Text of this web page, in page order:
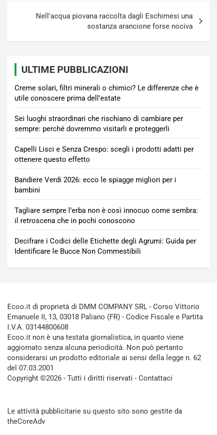
Nell'acqua piovana raccolta dagli Eschimesi una
sostanza arancione forse nociva
ULTIME PUBBLICAZIONI
Creme solari, filtri minerali o chimici? Le differenze che è
utile conoscere prima dell’estate
Sei luoghi straordinari che rischiano di cambiare per
sempre: perché dovremmo visitarli e proteggerli
Capelli Lisci e Senza Crespo: scegli i prodotti adatti per
ottenere questo effetto
Bandiere Verdi 2026: ecco le spiagge migliori per i
bambini
Tagliare sempre l’erba non è così innocuo come sembra:
il retroscena che in pochi conoscono
Decifrare i Codici delle Etichette degli Agrumi: Guida per
Identificare le Bucce Non Commestibili
Ecoo.it di proprietà di DMM COMPANY SRL - Corso Vittorio
Emanuele II, 13, 03018 Paliano (FR) - Codice Fiscale e Partita
I.V.A. 03144800608
Ecoo.it non è una testata giornalistica, in quanto viene
aggiornato senza alcuna periodicità. Non può pertanto
considerarsi un prodotto editoriale ai sensi della legge n. 62
del 07.03.2001
Copyright ©2026 - Tutti i diritti riservati - Contattaci
Le attività pubblicitarie su questo sito sono gestite da
theCoreAdv